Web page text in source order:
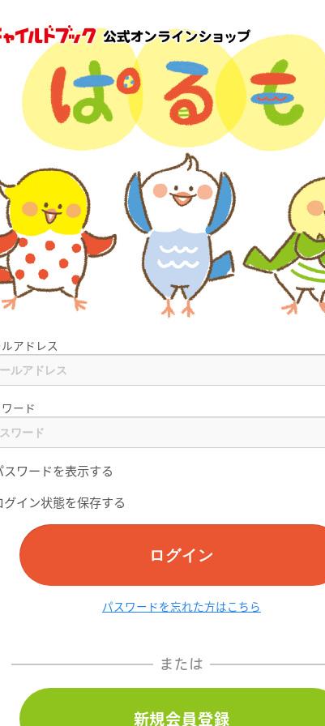
アドレス
ード
ワードを表示する
イン状態を保存する
ログイン
パスワードを忘れた方はこちら
または
新規会員登録